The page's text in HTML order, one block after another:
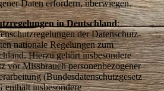
Daten erfordern, überwiegen.
in Deutschland:
der Datenschutz-
nationale Regelungen zum
Hierzu gehört insbesondere
vor Missbrauch personenbezogener
(Bundesdatenschutzgesetz
insbesondere